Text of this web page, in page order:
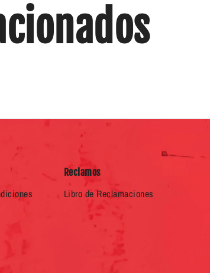
Reclamos
Libro de Reclamaciones